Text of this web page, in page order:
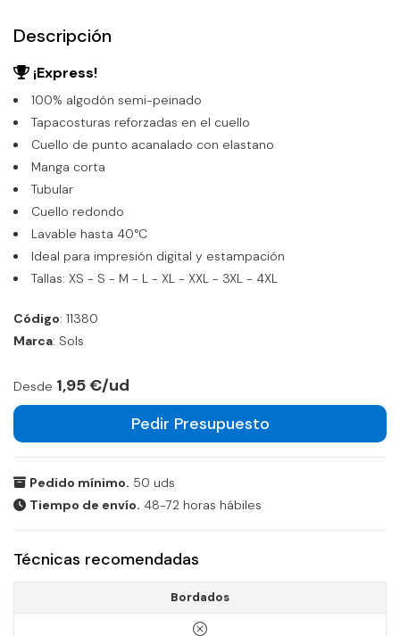
Descripción
¡Express!
100% algodón semi-peinado
Tapacosturas reforzadas en el cuello
Cuello de punto acanalado con elastano
Manga corta
Tubular
Cuello redondo
Lavable hasta 40°C
Ideal para impresión digital y estampación
Tallas: XS - S - M - L - XL - XXL - 3XL - 4XL
Código: 11380
Marca: Sols
Desde 1,95 €/ud
Pedir Presupuesto
Pedido mínimo. 50 uds
Tiempo de envío. 48-72 horas hábiles
Técnicas recomendadas
Bordados